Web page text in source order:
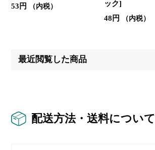
53円 （内税）
ック]
48円
（内税）
最近閲覧した商品
配送方法・送料について